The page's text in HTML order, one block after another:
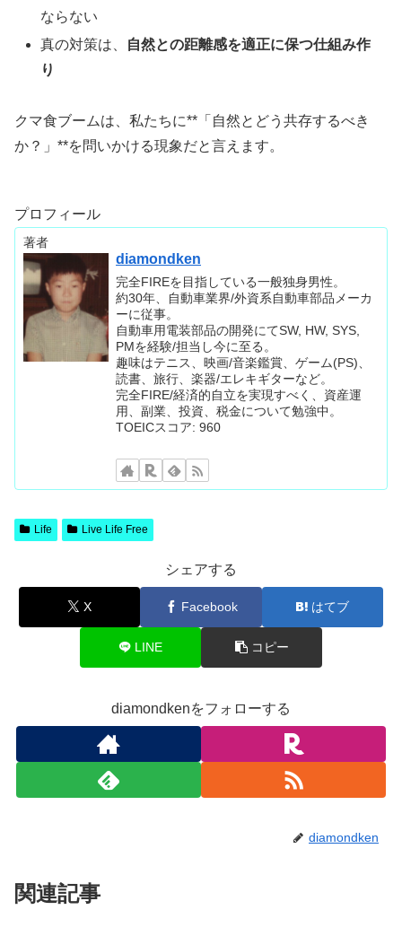
ならない
真の対策は、
自然との距離感を適正に保つ仕組み作
り
クマ食ブームは、私たちに**「自然とどう共存するべき
か？」**を問いかける現象だと言えます。
プロフィール
著者
diamondken
完全FIREを目指している一般独身男性。
約30年、自動車業界/外資系自動車部品メーカ
ーに従事。
自動車用電装部品の開発にてSW, HW, SYS,
PMを経験/担当し今に至る。
趣味はテニス、映画/音楽鑑賞、ゲーム(PS)、
読書、旅行、楽器/エレキギターなど。
完全FIRE/経済的自立を実現すべく、資産運
用、副業、投資、税金について勉強中。
TOEICスコア: 960
Life Live Life Free
シェアする
X Facebook はてブ
LINE コピー
diamondkenをフォローする
diamondken
関連記事